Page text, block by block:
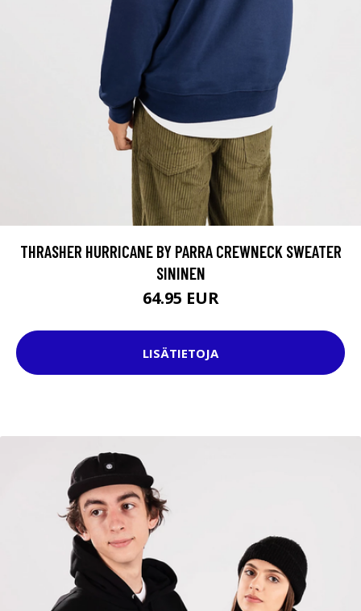
THRASHER HURRICANE BY PARRA CREWNECK SWEATER
SININEN
64.95 EUR
LISÄTIETOJA